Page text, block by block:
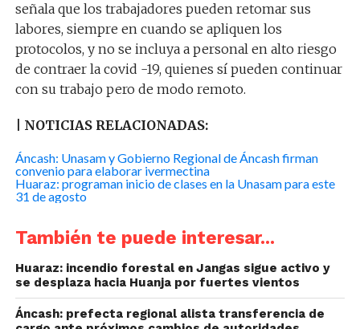
señala que los trabajadores pueden retomar sus
labores, siempre en cuando se apliquen los
protocolos, y no se incluya a personal en alto riesgo
de contraer la covid -19, quienes sí pueden continuar
con su trabajo pero de modo remoto.
| NOTICIAS RELACIONADAS:
Áncash: Unasam y Gobierno Regional de Áncash firman
convenio para elaborar ivermectina
Huaraz: programan inicio de clases en la Unasam para este
31 de agosto
También te puede interesar...
Huaraz: incendio forestal en Jangas sigue activo y
se desplaza hacia Huanja por fuertes vientos
Áncash: prefecta regional alista transferencia de